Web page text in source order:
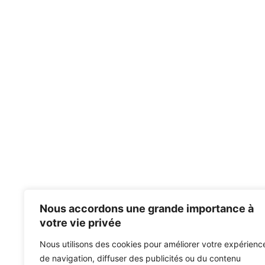
Nous accordons une grande importance à
votre vie privée
Nous utilisons des cookies pour améliorer votre
de navigation, diffuser des publicités ou du contenu